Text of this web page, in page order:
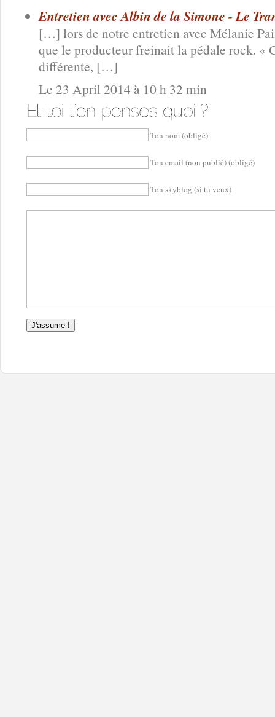
Entretien avec Albin de la Simone - Le
[…] lors de notre entretien avec Mélanie
que le producteur freinait la pédale rock. «
différente, […]
Le 23 April 2014 à 10 h 32 min
Ton nom (obligé)
Ton email (non publié) (obligé)
Ton skyblog (si tu veux)